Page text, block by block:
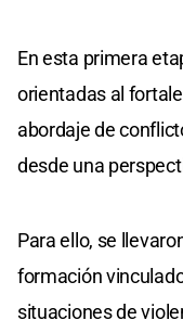
En esta primera
orientadas al
abordaje de
desde una
Para ello, se
formación
situaciones de